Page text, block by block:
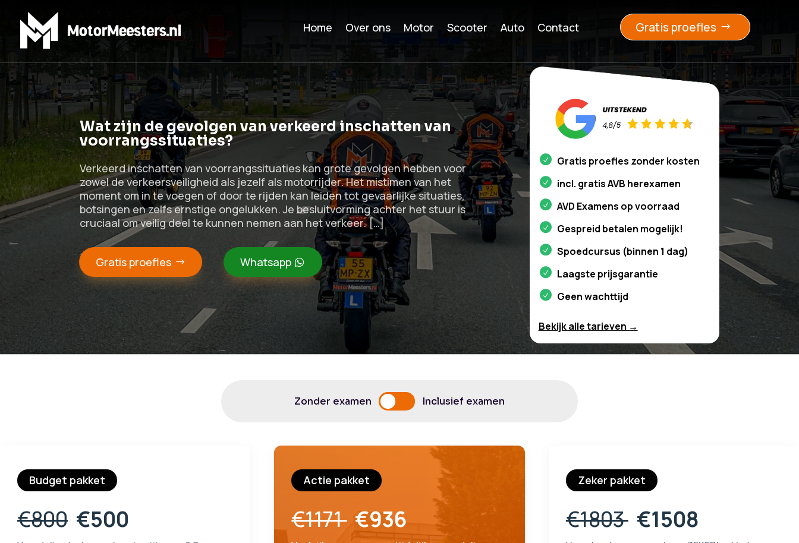
Home Over ons Motor Scooter Auto Contact Gratis proefles
Wat zijn de gevolgen van verkeerd inschatten van
voorrangssituaties?
Verkeerd inschatten van voorrangssituaties kan grote gevolgen hebben voor
zowel de verkeersveiligheid als jezelf als motorrijder. Het mistimen van het
moment om in te voegen of door te rijden kan leiden tot gevaarlijke situaties,
botsingen en zelfs ernstige ongelukken. Je besluitvorming achter het stuur is
cruciaal om veilig deel te kunnen nemen aan het verkeer. […]
Gratis proefles Whatsapp
Gratis proefles zonder kosten
incl. gratis AVB herexamen
AVD Examens op voorraad
Gespreid betalen mogelijk!
Spoedcursus (binnen 1 dag)
Laagste prijsgarantie
Geen wachttijd
Bekijk alle tarieven →
Zonder examen Inclusief examen
Budget pakket
€800 €500
Actie pakket
€1171 €936
Zeker pakket
€1803 €1508